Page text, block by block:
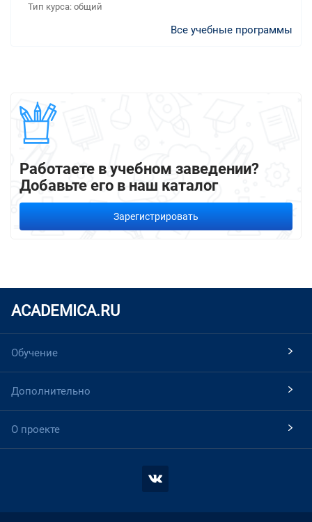
Тип курса: общий
Все учебные программы
Работаете в учебном заведении?
Добавьте его в наш каталог
Зарегистрировать
ACADEMICA.RU
Обучение
Дополнительно
О проекте